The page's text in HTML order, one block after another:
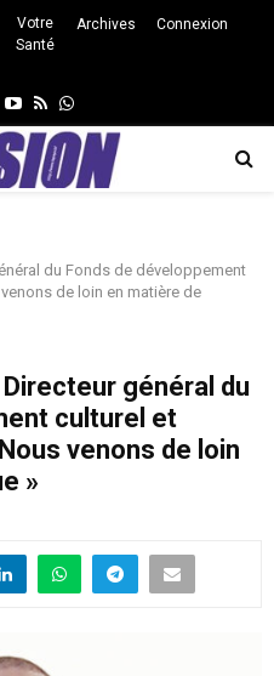
Votre
Santé
Archives Connexion
Youtube
RssWhatsapp
du Fonds de développement
de loin en matière de
général du
culturel et
venons de loin
»